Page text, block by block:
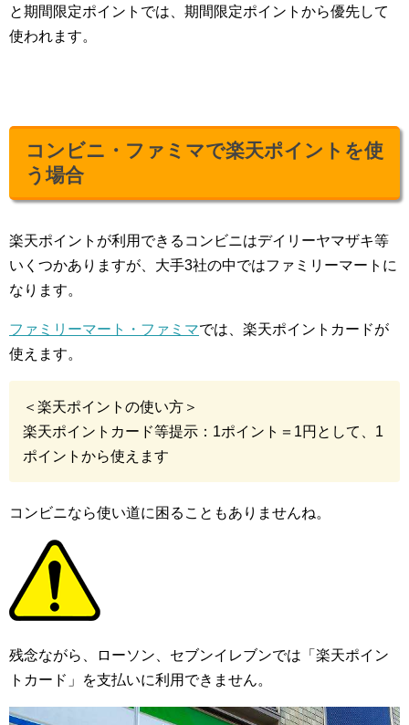
と期間限定ポイントでは、期間限定ポイントから優先して
使われます。
コンビニ・ファミマで楽天ポイントを使
う場合
楽天ポイントが利用できるコンビニはデイリーヤマザキ等
いくつかありますが、大手3社の中ではファミリーマートに
なります。
ファミリーマート・ファミマでは、楽天ポイントカードが
使えます。
＜楽天ポイントの使い方＞
楽天ポイントカード等提示：1ポイント＝1円として、1
ポイントから使えます
コンビニなら使い道に困ることもありませんね。
残念ながら、ローソン、セブンイレブンでは「楽天ポイン
トカード」を支払いに利用できません。